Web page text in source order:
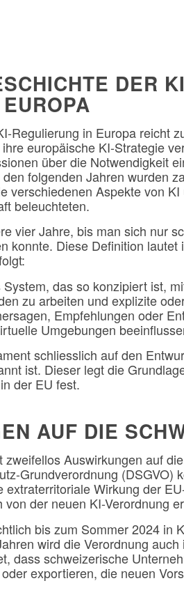
DER
Regulierung in Europa reicht
europäische KI-Strategie
über die Notwendigkeit
folgenden Jahren wurden
verschiedenen Aspekte von KI
beleuchteten.
vier Jahre, bis man sich nur
konnte. Diese Definition lautet
das so konzipiert ist,
zu arbeiten und explizite
Empfehlungen oder
Umgebungen
schliesslich auf den
ist. Dieser legt die
der EU fest.
AUF DIE
Auswirkungen auf
Grundverordnung (DSGVO)
Wirkung der
der neuen KI-Verordnung
bis zum Sommer 2024 in
wird die Verordnung auch
dass schweizerische
exportieren, die neuen